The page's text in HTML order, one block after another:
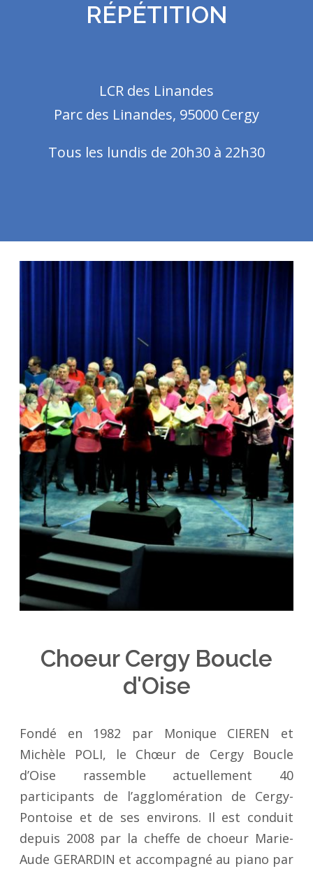
RÉPÉTITION
LCR des Linandes
Parc des Linandes, 95000 Cergy
Tous les lundis de 20h30 à 22h30
Choeur Cergy Boucle
d'Oise
Fondé en 1982 par Monique CIEREN et
Michèle POLI, le Chœur de Cergy Boucle
d’Oise rassemble actuellement 40
participants de l’agglomération de Cergy-
Pontoise et de ses environs. Il est conduit
depuis 2008 par la cheffe de choeur Marie-
Aude GERARDIN et accompagné au piano par